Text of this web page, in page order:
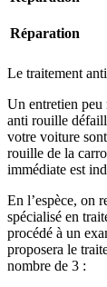
Réparation
Le traitement
Un entretien peu
anti rouille
votre voiture
rouille de la
immédiate est
En l’espèce, on
spécialisé en
procédé à un
proposera le
nombre de 3 :